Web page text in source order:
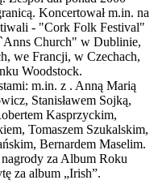
Koncertował m.in. na
- "Cork Folk Festival"
Church" w Dublinie,
we Francji, w Czechach,
Woodstock.
m.in. z . Anną Marią
Stanisławem Sojką,
Kasprzyckim,
Tomaszem Szukalskim,
Bernardem Maselim.
za Album Roku
za album „Irish”.